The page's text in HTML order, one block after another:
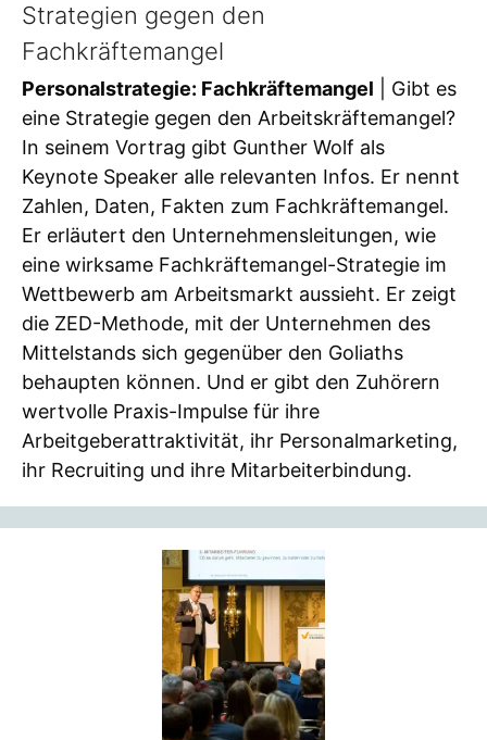
Strategien gegen den
Fachkräftemangel
Personalstrategie: Fachkräftemangel | Gibt es
eine Strategie gegen den Arbeitskräftemangel?
In seinem Vortrag gibt Gunther Wolf als
Keynote Speaker alle relevanten Infos. Er nennt
Zahlen, Daten, Fakten zum Fachkräftemangel.
Er erläutert den Unternehmensleitungen, wie
eine wirksame Fachkräftemangel-Strategie im
Wettbewerb am Arbeitsmarkt aussieht. Er zeigt
die ZED-Methode, mit der Unternehmen des
Mittelstands sich gegenüber den Goliaths
behaupten können. Und er gibt den Zuhörern
wertvolle Praxis-Impulse für ihre
Arbeitgeberattraktivität, ihr Personalmarketing,
ihr Recruiting und ihre Mitarbeiterbindung.